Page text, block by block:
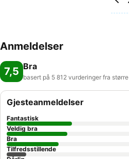
Anmeldelser
7,5 Bra
basert på 5 812 vurderinger fra større
Gjesteanmeldelser
Fantastisk
Veldig bra
Bra
Tilfredsstillende